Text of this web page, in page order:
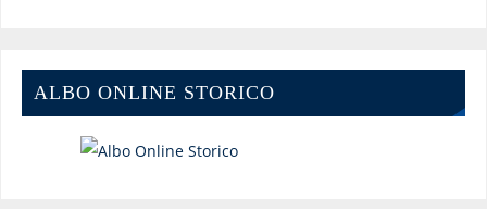
ALBO ONLINE STORICO